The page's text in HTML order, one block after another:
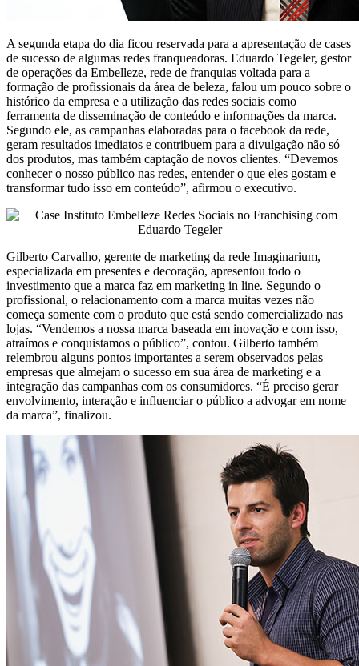
A segunda etapa do dia ficou reservada para a apresentação de cases
de sucesso de algumas redes franqueadoras. Eduardo Tegeler, gestor
de operações da Embelleze, rede de franquias voltada para a
formação de profissionais da área de beleza, falou um pouco sobre o
histórico da empresa e a utilização das redes sociais como
ferramenta de disseminação de conteúdo e informações da marca.
Segundo ele, as campanhas elaboradas para o facebook da rede,
geram resultados imediatos e contribuem para a divulgação não só
dos produtos, mas também captação de novos clientes. “Devemos
conhecer o nosso público nas redes, entender o que eles gostam e
transformar tudo isso em conteúdo”, afirmou o executivo.
Gilberto Carvalho, gerente de marketing da rede Imaginarium,
especializada em presentes e decoração, apresentou todo o
investimento que a marca faz em marketing in line. Segundo o
profissional, o relacionamento com a marca muitas vezes não
começa somente com o produto que está sendo comercializado nas
lojas. “Vendemos a nossa marca baseada em inovação e com isso,
atraímos e conquistamos o público”, contou. Gilberto também
relembrou alguns pontos importantes a serem observados pelas
empresas que almejam o sucesso em sua área de marketing e a
integração das campanhas com os consumidores. “É preciso gerar
envolvimento, interação e influenciar o público a advogar em nome
da marca”, finalizou.